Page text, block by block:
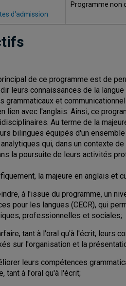
d'admission
Programme non
de ce programme est de
leurs connaissances de la
grammaticaux et
lien avec l'anglais. Ainsi, ce
Au terme de la
bilingues équipés d'un
qui, dans un contexte
la poursuite de leurs activités
la majeure en anglais et
à l'issue du programme, un
pour les langues (CECR), qui
professionnelles et sociales;
tant à l'oral qu'à l'écrit, leurs
sur l'organisation et la
leurs compétences
tant à l'oral qu'à l'écrit;